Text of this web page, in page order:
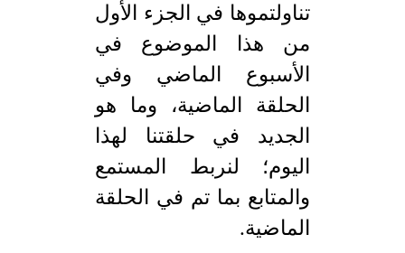
تناولتموها في الجزء الأول
من هذا الموضوع في
الأسبوع الماضي وفي
الحلقة الماضية، وما هو
الجديد في حلقتنا لهذا
اليوم؛ لنربط المستمع
والمتابع بما تم في الحلقة
الماضية.